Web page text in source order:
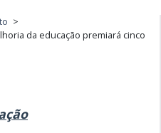
>
da educação premiará cinco